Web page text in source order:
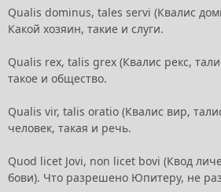
Qualis dominus, tales servi (Квалис
Какой хозяин, такие и слуги.
Qualis rex, talis grex (Квалис рекс,
такое и общество.
Qualis vir, talis oratio (Квалис вир,
человек, такая и речь.
Quod licet Jovi, non licet bovi (Квод
бови). Что разрешено Юпитеру, не